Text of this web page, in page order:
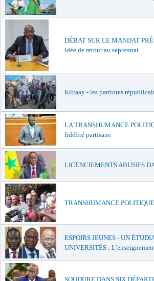
DÉBAT SUR LE MANDAT
idée de retour au septennat
Kiiraay - les patriotes
LA TRANSHUMANCE
fidélité partisane
LICENCIEMENTS ABUSIFS
TRANSHUMANCE
ESPOIRS JEUNES - UN
UNIVERSITÉS :
SOUDURE DANS SIX